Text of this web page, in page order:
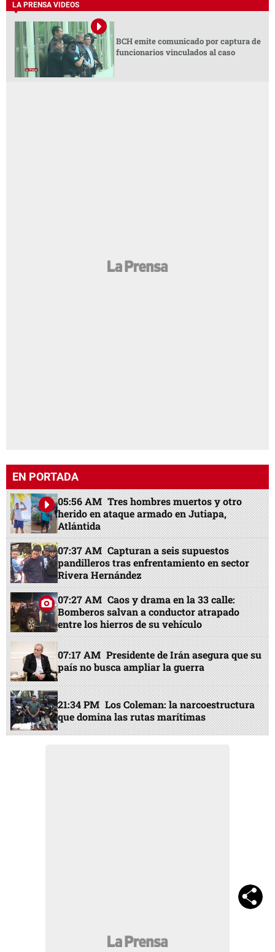
LA PRENSA VIDEOS
BCH emite comunicado por captura de
funcionarios vinculados al caso
EN PORTADA
05:56 AM Tres hombres muertos y otro
herido en ataque armado en Jutiapa,
Atlántida
07:37 AM Capturan a seis supuestos
pandilleros tras enfrentamiento en sector
Rivera Hernández
07:27 AM Caos y drama en la 33 calle:
Bomberos salvan a conductor atrapado
entre los hierros de su vehículo
07:17 AM Presidente de Irán asegura que su
país no busca ampliar la guerra
21:34 PM Los Coleman: la narcoestructura
que domina las rutas marítimas